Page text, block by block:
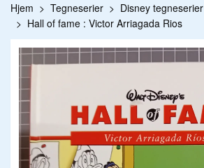
Hjem Tegneserier Disney tegneserier
Hall of fame : Victor Arriagada Rios